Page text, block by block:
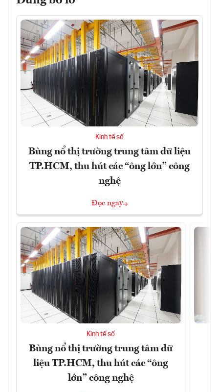
Kinh tế số
Bùng nổ thị trường trung tâm dữ liệu
TP.HCM, thu hút các “ông lớn” công
nghệ
Đọc ngay
Kinh tế số
Bùng nổ thị trường trung tâm dữ
liệu TP.HCM, thu hút các “ông
lớn” công nghệ